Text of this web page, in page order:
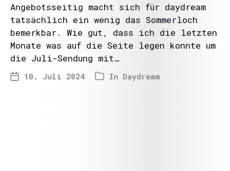
Angebotsseitig macht sich für daydream
tatsächlich ein wenig das Sommerloch
bemerkbar. Wie gut, dass ich die letzten
Monate was auf die Seite legen konnte um
die Juli-Sendung mit…
10. Juli 2024 In Daydream